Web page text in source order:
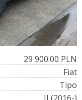
29 900.00 PLN
Fiat
Tipo